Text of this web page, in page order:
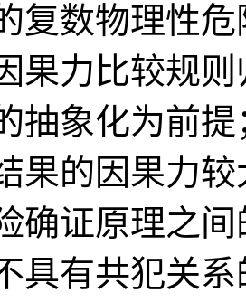
复数物理性
果力比较规
抽象化为前
果的因果力
确证原理之
具有共犯关